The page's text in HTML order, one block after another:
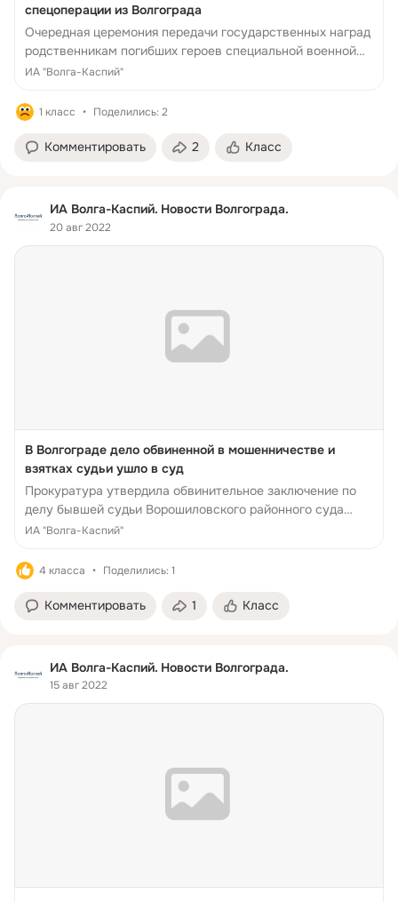
спецоперации из Волгограда
Очередная церемония передачи государственных наград
родственникам погибших героев специальной военной
операции прошла в Триумфальном зале музея-панорамы
ИА "Волга-Каспий"
1 класс Поделились: 2
Комментировать 2 Класс
ИА Волга-Каспий. Новости Волгограда.
20 авг 2022
В Волгограде дело обвиненной в мошенничестве и
взятках судьи ушло в суд
Прокуратура утвердила обвинительное заключение по
делу бывшей судьи Ворошиловского районного суда
Волгограда Олеси Дорошенко. Она обвиняется в
ИА "Волга-Каспий"
4 класса Поделились: 1
Комментировать 1 Класс
ИА Волга-Каспий. Новости Волгограда.
15 авг 2022